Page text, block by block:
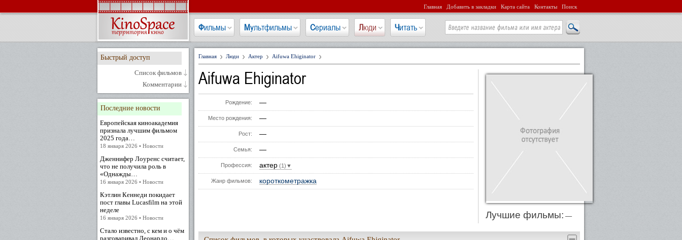
Главная Добавить в закладки Карта сайта Контакты Поиск
Фильмы Мультфильмы Сериалы Люди Читать
Быстрый доступ
Список фильмов
Комментарии
Последние новости
Европейская киноакадемия
признала лучшим фильмом
2025 года…
18 января 2026 • Новости
Дженнифер Лоуренс считает,
что не получила роль в
«Однажды…
16 января 2026 • Новости
Кэтлин Кеннеди покидает
пост главы Lucasfilm на этой
неделе
16 января 2026 • Новости
Стало известно, с кем и о чём
разговаривал Леонардо…
Главная Люди Актер Aifuwa Ehiginator
Aifuwa Ehiginator
Рождение: —
Место рождения: —
Рост: —
Семья: —
Профессия: актер (1)▼
Жанр фильмов: короткометражка
Лучшие фильмы: —